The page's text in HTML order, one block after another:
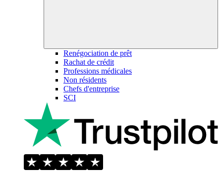
Renégociation de prêt
Rachat de crédit
Professions médicales
Non résidents
Chefs d'entreprise
SCI